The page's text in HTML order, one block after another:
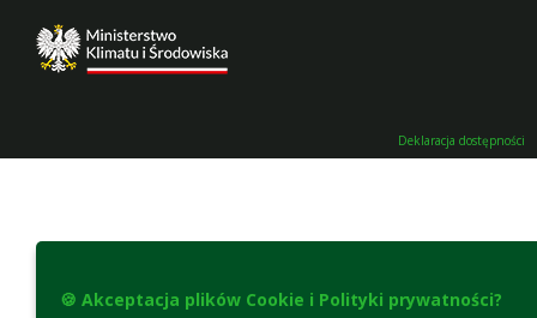
Deklaracja dostępności
🍪 Akceptacja plików Cookie i Polityki prywatności?